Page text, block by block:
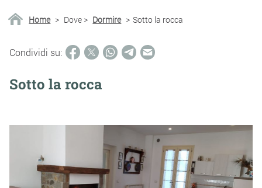
Home > Dove > Dormire > Sotto la rocca
Condividi su:
Sotto la rocca